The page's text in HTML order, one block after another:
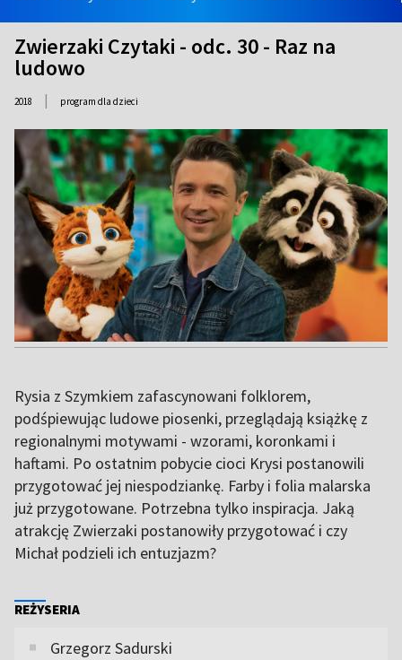
Zwierzaki Czytaki - odc. 30 - Raz na
ludowo
2018 | program dla dzieci
Rysia z Szymkiem zafascynowani folklorem,
podśpiewując ludowe piosenki, przeglądają książkę z
regionalnymi motywami - wzorami, koronkami i
haftami. Po ostatnim pobycie cioci Krysi postanowili
przygotować jej niespodziankę. Farby i folia malarska
już przygotowane. Potrzebna tylko inspiracja. Jaką
atrakcję Zwierzaki postanowiły przygotować i czy
Michał podzieli ich entuzjazm?
REŻYSERIA
Grzegorz Sadurski